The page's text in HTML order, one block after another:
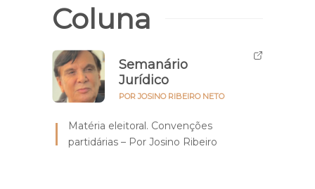
Coluna
Semanário
Jurídico
POR JOSINO RIBEIRO NETO
Matéria eleitoral. Convenções
partidárias – Por Josino Ribeiro